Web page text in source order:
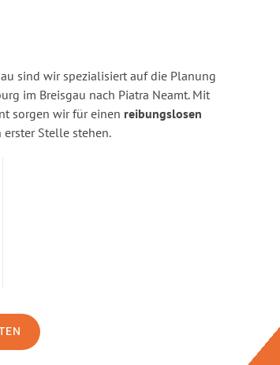
sind wir spezialisiert auf die Planung
im Breisgau nach Piatra Neamt. Mit
sorgen wir für einen reibungslosen
Stelle stehen.